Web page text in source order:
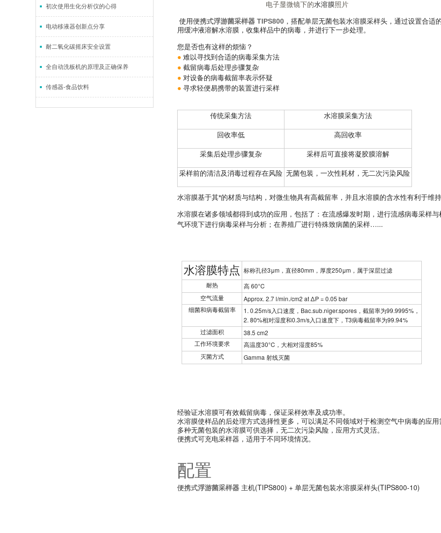
初次使用生化分析仪的心得
电动移液器创新点分享
耐二氧化碳摇床安全设置
全自动洗板机的原理及正确保养
传感器-食品饮料
电子显微镜下的水溶膜照片
使用便携式浮游菌采样器 TIPS800 ，搭配单层无菌包装水溶膜采样头，通过设置合
用缓冲液溶解水溶膜，收集样品中的病毒，并进行下一步处理。
您是否也有这样的烦恼？
● 难以寻找到合适的病毒采集方法
● 截留病毒后处理步骤复杂
● 对设备的病毒截留率表示怀疑
● 寻求轻便易携带的装置进行采样
传统采集方法
水溶膜采集方法
回收率低 高回收率
采集后处理步骤复杂 采样后可直接将凝胶膜溶解
采样前的清洁及消毒过程存在风险 无菌包装，一次性耗材，无二次污染风险
水溶膜基于其*的材质与结构，对微生物具有高截留率，并且水溶膜的含水性有利于维
水溶膜在诸多领域都得到成功的应用，包括了：在流感爆发时期，进行流感病毒采样
气环境下进行病毒采样与分析；在养殖厂进行特殊致病菌的采样…...
水溶膜特点 标称孔径3μm ，直径80mm ，厚度250μm ，属于深层过滤
耐热 高 60°C
空气流量 Approx. 2.7 l/min./cm2 at ΔP = 0.05 bar
细菌和病毒截留率 1. 0.25m/s入口速度， Bac.sub.niger.spores ，截留率为99.9995% ，
2. 80%相对湿度和0.3m/s入口速度下， T3病毒截留率为99.94%
过滤面积 38.5 cm2
工作环境要求 高温度30°C ，大相对湿度85%
灭菌方式 Gamma 射线灭菌
经验证水溶膜可有效截留病毒，保证采样效率及成功率。
水溶膜使样品的后处理方式选择性更多，可以满足不同领域对于检测空气中病毒的应用
多种无菌包装的水溶膜可供选择，无二次污染风险，应用方式灵活。
便携式可充电采样器，适用于不同环境情况。
配置
便携式浮游菌采样器 主机(TIPS800) + 单层无菌包装水溶膜采样头(TIPS800-10)